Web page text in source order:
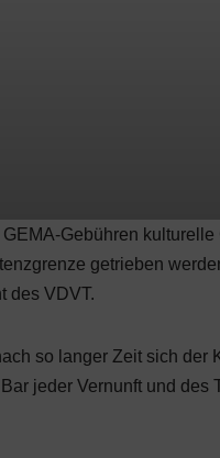
Gebühren
getrieben
des VDVT.
so langer Zeit sich der
jeder Vernunft und des